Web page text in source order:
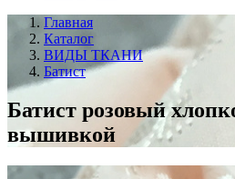
Главная
Каталог
ВИДЫ ТКАНИ
Батист
Батист розовый
вышивкой